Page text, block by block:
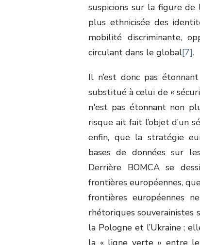
suspicions sur la figure de
plus ethnicisée des
mobilité discriminante,
circulant dans le global[7].
Il n’est donc pas
substitué à celui de «
n'est pas étonnant non
risque ait fait l’objet d’un
enfin, que la stratégie
bases de données sur
Derrière BOMCA se
frontières européennes,
frontières européennes
rhétoriques souverainistes
la Pologne et l’Ukraine ;
la « ligne verte » entre le